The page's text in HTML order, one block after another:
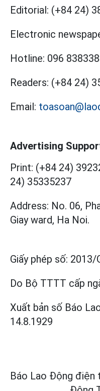
Editorial: (+84 24)
Electronic
Hotline: 096
Readers: (+84 24)
Email:
Advertising
Print: (+84 24)
24) 35335237
Address: No. 06,
Giay ward, Ha Noi.
Giấy phép số: 2013/
Do Bộ TTTT cấp
Xuất bản số Báo
14.8.1929
Báo Lao Động